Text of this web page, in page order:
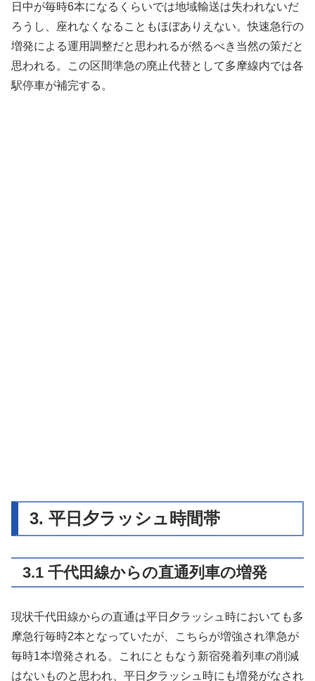
日中が毎時6本になるくらいでは地域輸送は失われないだ
ろうし、座れなくなることもほぼありえない。快速急行の
増発による運用調整だと思われるが然るべき当然の策だと
思われる。この区間準急の廃止代替として多摩線内では各
駅停車が補完する。
3. 平日夕ラッシュ時間帯
3.1 千代田線からの直通列車の増発
現状千代田線からの直通は平日夕ラッシュ時においても多
摩急行毎時2本となっていたが、こちらが増強され準急が
毎時1本増発される。これにともなう新宿発着列車の削減
はないものと思われ、平日夕ラッシュ時にも増発がなされ